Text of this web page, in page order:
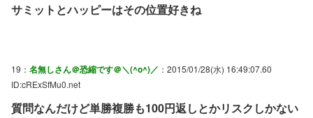
サミットとハッピーはその位置好きね
19： 名無しさん＠恐縮です＠＼(^o^)／ ：2015/01/28(水) 16:49:07.60
ID:cRExSfMu0.net
質問なんだけど単勝複勝も100円返しとかリスクしかない